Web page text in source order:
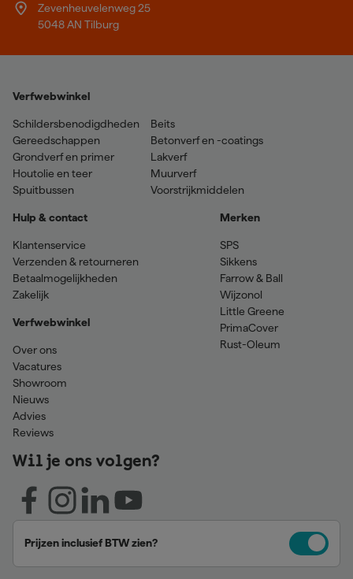
Zevenheuvelenweg 25
5048 AN Tilburg
Verfwebwinkel
Schildersbenodigdheden
Gereedschappen
Grondverf en primer
Houtolie en teer
Spuitbussen
Beits
Betonverf en -coatings
Lakverf
Muurverf
Voorstrijkmiddelen
Hulp & contact
Klantenservice
Verzenden & retourneren
Betaalmogelijkheden
Zakelijk
Verfwebwinkel
Over ons
Vacatures
Showroom
Nieuws
Advies
Reviews
Merken
SPS
Sikkens
Farrow & Ball
Wijzonol
Little Greene
PrimaCover
Rust-Oleum
Wil je ons volgen?
Prijzen inclusief BTW zien?